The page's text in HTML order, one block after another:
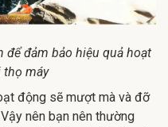
để đảm bảo hiệu quả hoạt
thọ máy
động sẽ mượt mà và đỡ
nên bạn nên thường